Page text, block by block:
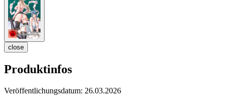
close
Produktinfos
Veröffentlichungsdatum: 26.03.2026